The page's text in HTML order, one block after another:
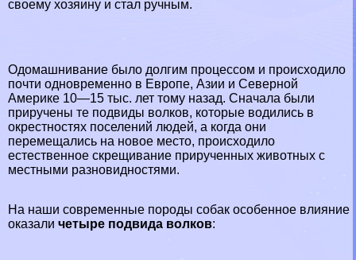
своему хозяину и стал ручным.
Одомашнивание было долгим процессом и происходило
почти одновременно в Европе, Азии и Северной
Америке 10—15 тыс. лет тому назад. Сначала были
приручены те подвиды волков, которые водились в
окрестностях поселений людей, а когда они
перемещались на новое место, происходило
естественное скрещивание прирученных животных с
местными разновидностями.
На наши современные породы собак особенное влияние
оказали четыре подвида волков: